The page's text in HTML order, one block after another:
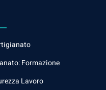
Formazione
Lavoro